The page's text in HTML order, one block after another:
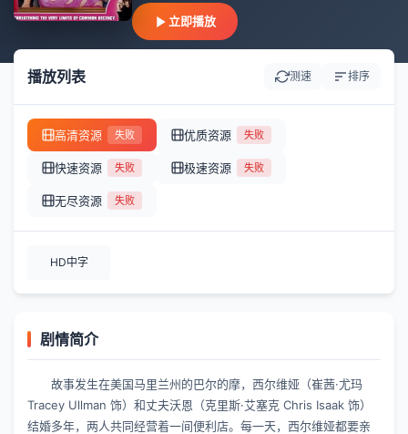
立即播放
播放列表 测速 排序
高清资源 失败 优质资源 失败
快速资源 失败 极速资源 失败
无尽资源 失败
HD中字
剧情简介
故事发生在美国马里兰州的巴尔的摩，西尔维娅（崔茜·尤玛
Tracey Ullman 饰）和丈夫沃恩（克里斯·艾塞克 Chris Isaak 饰）
结婚多年，两人共同经营着一间便利店。每一天，西尔维娅都要亲